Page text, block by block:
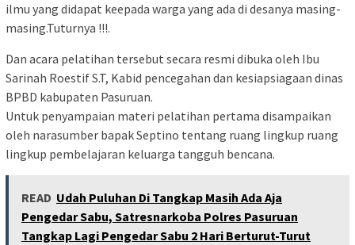
ilmu yang didapat keepada warga yang ada di desanya masing-
masing.Tuturnya !!!.
Dan acara pelatihan tersebut secara resmi dibuka oleh Ibu
Sarinah Roestif S.T, Kabid pencegahan dan kesiapsiagaan dinas
BPBD kabupaten Pasuruan.
Untuk penyampaian materi pelatihan pertama disampaikan
oleh narasumber bapak Septino tentang ruang lingkup ruang
lingkup pembelajaran keluarga tangguh bencana.
READ Udah Puluhan Di Tangkap Masih Ada Aja
Pengedar Sabu, Satresnarkoba Polres Pasuruan
Tangkap Lagi Pengedar Sabu 2 Hari Berturut-Turut